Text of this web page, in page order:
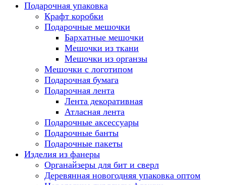
Подарочная упаковка
Крафт коробки
Подарочные мешочки
Бархатные мешочки
Мешочки из ткани
Мешочки из органзы
Мешочки с логотипом
Подарочная бумага
Подарочная лента
Лента декоративная
Атласная лента
Подарочные аксессуары
Подарочные банты
Подарочные пакеты
Изделия из фанеры
Органайзеры для бит и сверл
Деревянная новогодняя упаковка оптом